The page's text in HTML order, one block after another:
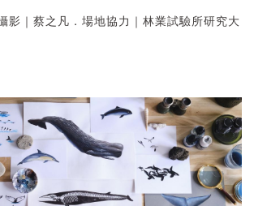
影｜蔡之凡．場地協力｜林業試驗所研究大